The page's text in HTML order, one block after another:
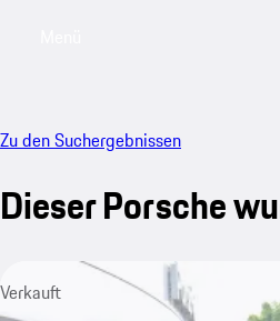
Zu den Suchergebnissen
Dieser Porsche
Verkauft